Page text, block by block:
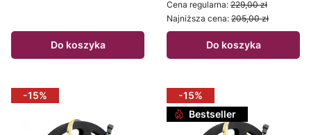
Do koszyka
Cena regularna: 229,00 zł
Najniższa cena: 205,00 zł
Do koszyka
-15%
-15%
Bestseller